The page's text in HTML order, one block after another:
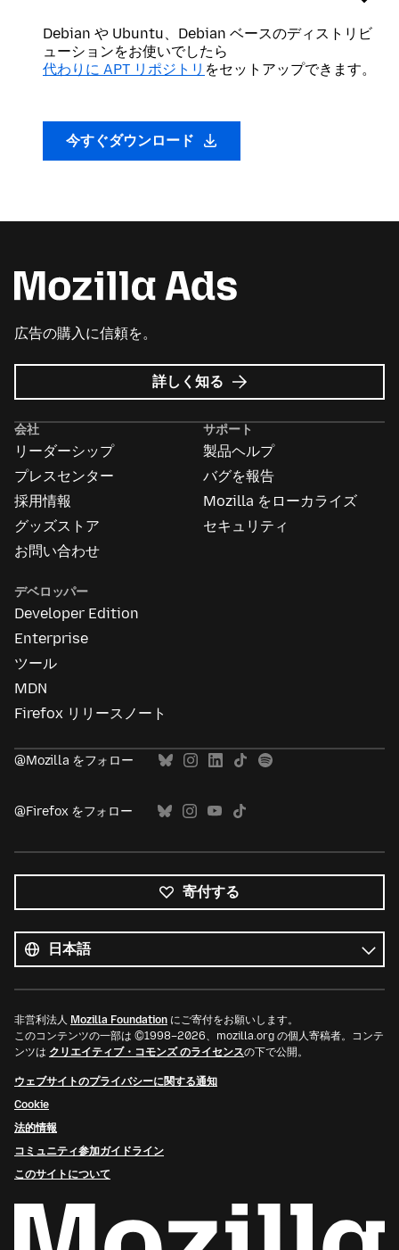
Debian や Ubuntu、Debian ベースのディストリビ
ューションをお使いでしたら
代わりに APT リポジトリ をセットアップできます。
今すぐダウンロード
広告の購入に信頼を。
Mozilla
広
詳しく知る
会社
リーダーシップ
プレスセンター
採用情報
グッズストア
お問い合わせ
サポート
製品ヘルプ
バグを報告
Mozilla をローカライズ
セキュリティ
デベロッパー
Developer Edition
Enterprise
ツール
MDN
Firefox リリースノート
@Mozilla をフォロー
@Firefox をフォロー
寄付する
べ
て
の
言
言
語
非営利法人 Mozilla Foundation にご寄付をお願いします。
このコンテンツの一部は ©1998–2026、mozilla.org の個人寄稿者。コンテ
ンツは クリエイティブ・コモンズ のライセンスの下で公開。
ウェブサイトのプライバシーに関する通知
Cookie
法的情報
コミュニティ参加ガイドライン
このサイトについて